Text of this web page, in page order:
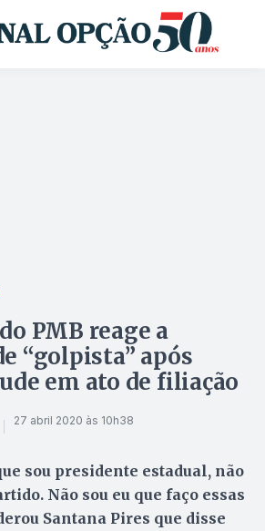
PMB reage a
“golpista” após
em ato de filiação
27 abril 2020 às 10h38
sou presidente estadual, não
Não sou eu que faço essas
Santana Pires que disse